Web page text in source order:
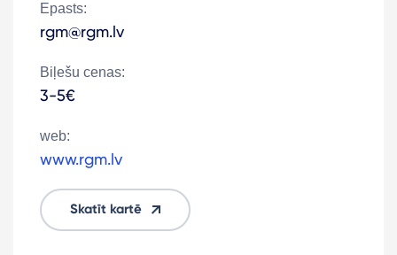
Epasts:
rgm@rgm.lv
Biļešu cenas:
3-5€
web:
www.rgm.lv
Skatīt kartē